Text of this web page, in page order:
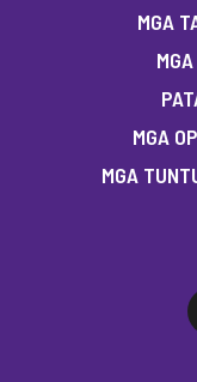
MGA
MGA
MGA